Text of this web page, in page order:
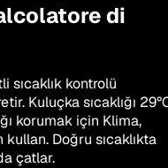
di
sıcaklık kontrolü
Kuluçka sıcaklığı
korumak için Klima,
Doğru sıcaklıkta
çatlar.